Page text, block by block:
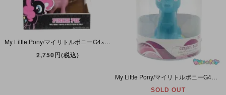
2,750円(税込)
SOLD OUT